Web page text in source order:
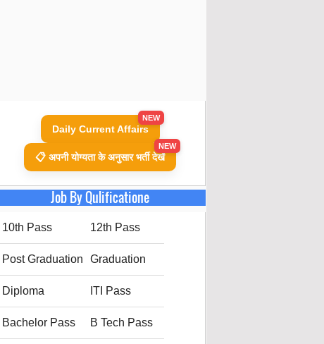
Daily Current Affairs
NEW
📋 अपनी योग्यता के अनुसार भर्ती देखें
NEW
Job By Qulificatione
10th Pass 12th Pass
Post Graduation Graduation
Diploma ITI Pass
Bachelor Pass B Tech Pass